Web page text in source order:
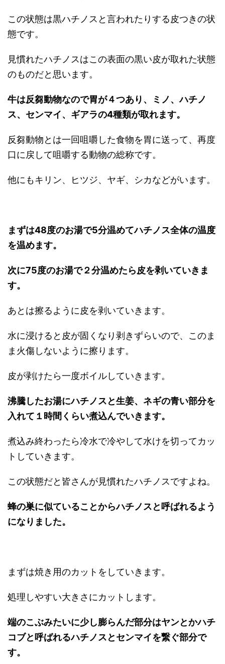
この状態は黒ハチノスと言われたりする皮つきの状
態です。
見慣れたハチノスはこの表面の黒い皮が取れた状態
のものだと思います。
牛は反芻動物なので胃が４つあり、ミノ、ハチノ
ス、センマイ、ギアラの4種類が取れます。
反芻動物とは一回咀嚼した食物を胃に送って、再度
口に戻して咀嚼する動物の総称です。
他にもキリン、ヒツジ、ヤギ、シカなどがいます。
まずは48度のお湯で5分温めてハチノス全体の温度
を温めます。
次に75度のお湯で２分温めたら皮を剥いていきま
す。
あとは擦るように皮を剥いていきます。
水に浸けると皮が固くなり剥きずらいので、このま
ま火傷しないように擦ります。
皮が剥けたら一度ボイルしていきます。
沸騰したお湯にハチノスと生姜、ネギの青い部分を
入れて１時間くらい煮込んでいきます。
煮込み終わったら冷水で冷やして水けを切ってカッ
トしていきます。
この状態だと皆さんが見慣れたハチノスですよね。
蜂の巣に似ていることからハチノスと呼ばれるよう
になりました。
まずは焼き用のカットをしていきます。
処理しやすい大きさにカットします。
端のこぶみたいに少し膨らんだ部分はヤンとかハチ
コブと呼ばれるハチノスとセンマイを繋ぐ部分で
す。